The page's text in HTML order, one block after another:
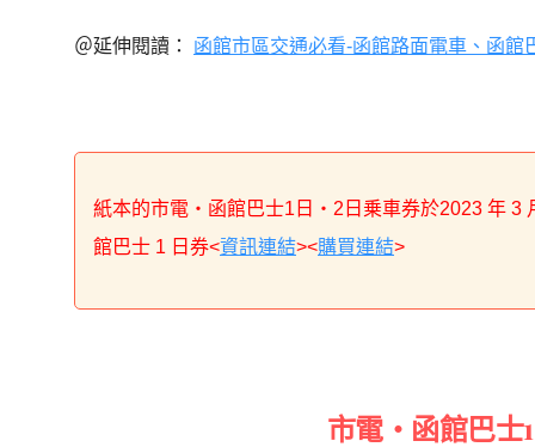
＠延伸閱讀： 函館市區交通必看-函館路面電車、函館
紙本的市電・函館巴士1日・2日乗車券於2023 年 3
館巴士 1 日券<資訊連結><購買連結>
市電・函館巴士